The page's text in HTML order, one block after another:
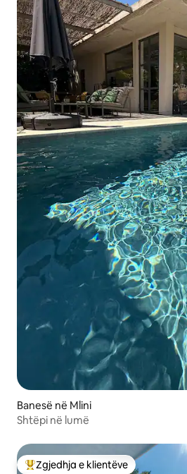
Banesë në Mlini
Shtëpi në lumë
Më të mirat e zgjedhjeve të klientëve
Zgjedhja e klientëve